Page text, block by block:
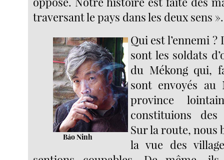
traversant le pays dans les deux sens ».
Bảo Ninh
Qui est l’ennemi ?
sont les soldats
du Mékong qui,
sont envoyés au
province
constituions des
Sur la route, nous
la vue des